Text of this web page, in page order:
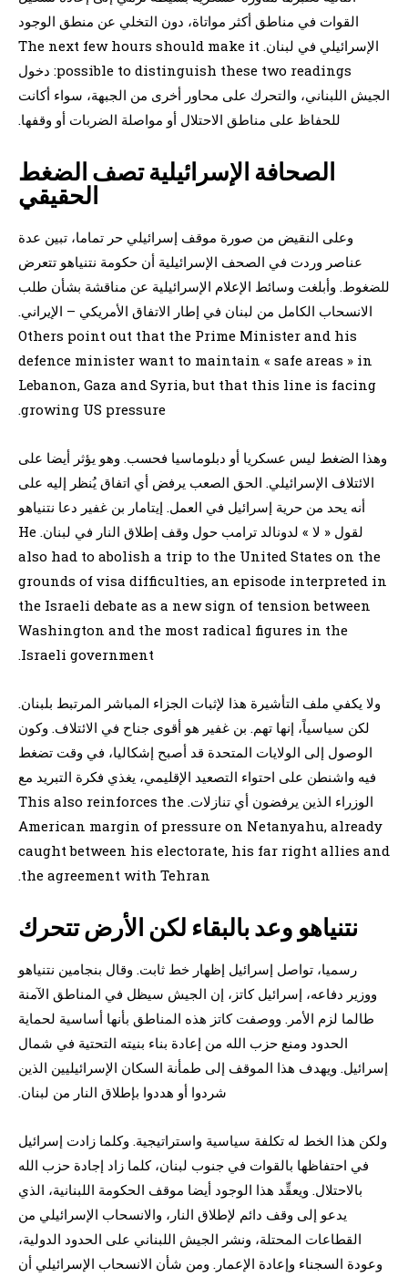
القوات في مناطق أكثر مواتاة، دون التخلي عن منطق الوجود
الإسرائيلي في لبنان. The next few hours should make it
possible to distinguish these two readings: دخول
الجيش اللبناني، والتحرك على محاور أخرى من الجبهة، سواء أكانت
للحفاظ على مناطق الاحتلال أو مواصلة الضربات أو وقفها.
الصحافة الإسرائيلية تصف الضغط
الحقيقي
وعلى النقيض من صورة موقف إسرائيلي حر تماما، تبين عدة
عناصر وردت في الصحف الإسرائيلية أن حكومة نتنياهو تتعرض
للضغوط. وأبلغت وسائط الإعلام الإسرائيلية عن مناقشة بشأن طلب
الانسحاب الكامل من لبنان في إطار الاتفاق الأمريكي – الإيراني.
Others point out that the Prime Minister and his
defence minister want to maintain « safe areas » in
Lebanon, Gaza and Syria, but that this line is facing
growing US pressure.
وهذا الضغط ليس عسكريا أو دبلوماسيا فحسب. وهو يؤثر أيضا على
الائتلاف الإسرائيلي. الحق الصعب يرفض أي اتفاق يُنظر إليه على
أنه يحد من حرية إسرائيل في العمل. إيتامار بن غفير دعا نتنياهو
لقول « لا » لدونالد ترامب حول وقف إطلاق النار في لبنان. He
also had to abolish a trip to the United States on the
grounds of visa difficulties, an episode interpreted in
the Israeli debate as a new sign of tension between
Washington and the most radical figures in the
Israeli government.
ولا يكفي ملف التأشيرة هذا لإثبات الجزاء المباشر المرتبط بلبنان.
لكن سياسياً، إنها تهم. بن غفير هو أقوى جناح في الائتلاف. وكون
الوصول إلى الولايات المتحدة قد أصبح إشكاليا، في وقت تضغط
فيه واشنطن على احتواء التصعيد الإقليمي، يغذي فكرة التبريد مع
الوزراء الذين يرفضون أي تنازلات. This also reinforces the
American margin of pressure on Netanyahu, already
caught between his electorate, his far right allies and
the agreement with Tehran.
نتنياهو وعد بالبقاء لكن الأرض تتحرك
رسميا، تواصل إسرائيل إظهار خط ثابت. وقال بنجامين نتنياهو
ووزير دفاعه، إسرائيل كاتز، إن الجيش سيظل في المناطق الآمنة
طالما لزم الأمر. ووصفت كاتز هذه المناطق بأنها أساسية لحماية
الحدود ومنع حزب الله من إعادة بناء بنيته التحتية في شمال
إسرائيل. ويهدف هذا الموقف إلى طمأنة السكان الإسرائيليين الذين
شردوا أو هددوا بإطلاق النار من لبنان.
ولكن هذا الخط له تكلفة سياسية واستراتيجية. وكلما زادت إسرائيل
في احتفاظها بالقوات في جنوب لبنان، كلما زاد إجادة حزب الله
بالاحتلال. ويعقِّد هذا الوجود أيضا موقف الحكومة اللبنانية، الذي
يدعو إلى وقف دائم لإطلاق النار، والانسحاب الإسرائيلي من
القطاعات المحتلة، ونشر الجيش اللبناني على الحدود الدولية،
وعودة السجناء وإعادة الإعمار. ومن شأن الانسحاب الإسرائيلي أن